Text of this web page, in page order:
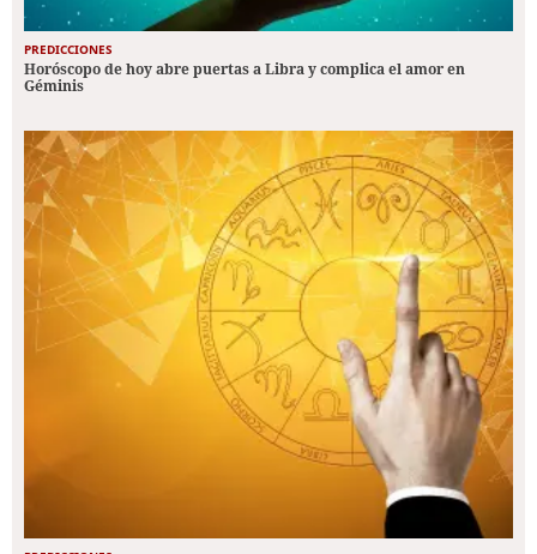
PREDICCIONES
Horóscopo de hoy abre puertas a Libra y complica el amor en
Géminis